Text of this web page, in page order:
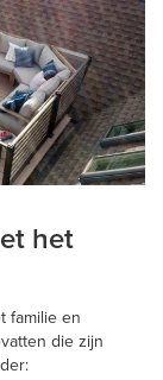
het
familie en
die zijn